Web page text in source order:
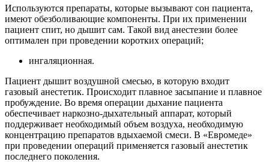
Используются препараты, которые вызывают сон пациента,
имеют обезболивающие компоненты. При их применении
пациент спит, но дышит сам. Такой вид анестезии более
оптимален при проведении коротких операций;
ингаляционная.
Пациент дышит воздушной смесью, в которую входит
газовый анестетик. Происходит плавное засыпание и плавное
пробуждение. Во время операции дыхание пациента
обеспечивает наркозно-дыхательный аппарат, который
поддерживает необходимый объем воздуха, необходимую
концентрацию препаратов вдыхаемой смеси. В «Евромеде»
при проведении операций применяется газовый анестетик
последнего поколения.